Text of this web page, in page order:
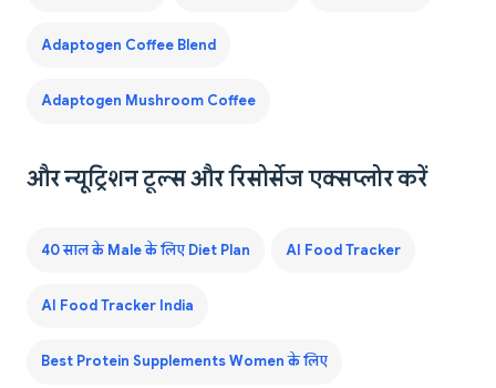
Adaptogen Coffee Blend
Adaptogen Mushroom Coffee
और न्यूट्रिशन टूल्स और रिसोर्सेज एक्सप्लोर करें
40 साल के Male के लिए Diet Plan AI Food Tracker
AI Food Tracker India
Best Protein Supplements Women के लिए